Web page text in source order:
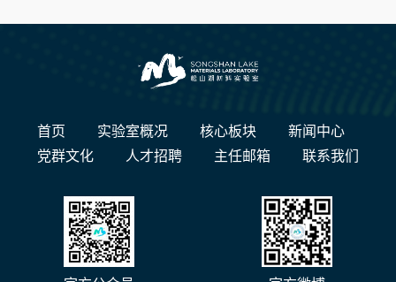
首页 实验室概况 核心板块
新闻中心
党群文化
人才招聘 主任邮箱 联系我们